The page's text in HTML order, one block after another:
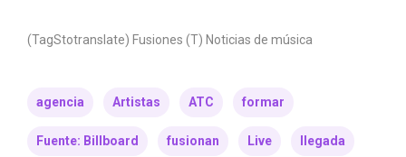
(TagStotranslate) Fusiones (T) Noticias de música
agencia Artistas ATC formar
Fuente: Billboard fusionan Live llegada